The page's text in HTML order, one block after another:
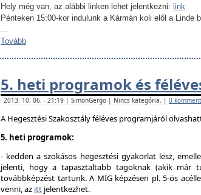
Hely még van, az alábbi linken lehet jelentkezni: link
Pénteken 15:00-kor indulunk a Kármán koli elől a Linde
...
Tovább
5. heti programok és
2013. 10. 06. - 21:19 | SimonGergo | Nincs kategória. | 0
A Hegesztési Szakosztály féléves programjáról
5. heti programok:
- kedden a szokásos hegesztési gyakorlat lesz,
jelenti, hogy a tapasztaltabb tagoknak (akik már
továbbképzést tartunk. A MIG képzésen pl. 5-ös
venni, az itt jelentkezhet.